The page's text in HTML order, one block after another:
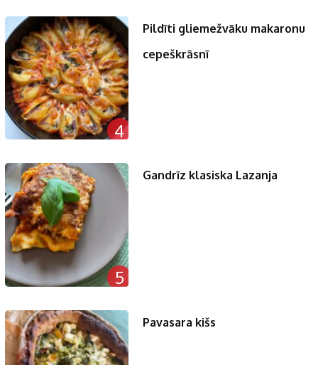
4
Pildīti gliemežvāku makaronu
cepeškrāsnī
5
Gandrīz klasiska Lazanja
Pavasara kišs